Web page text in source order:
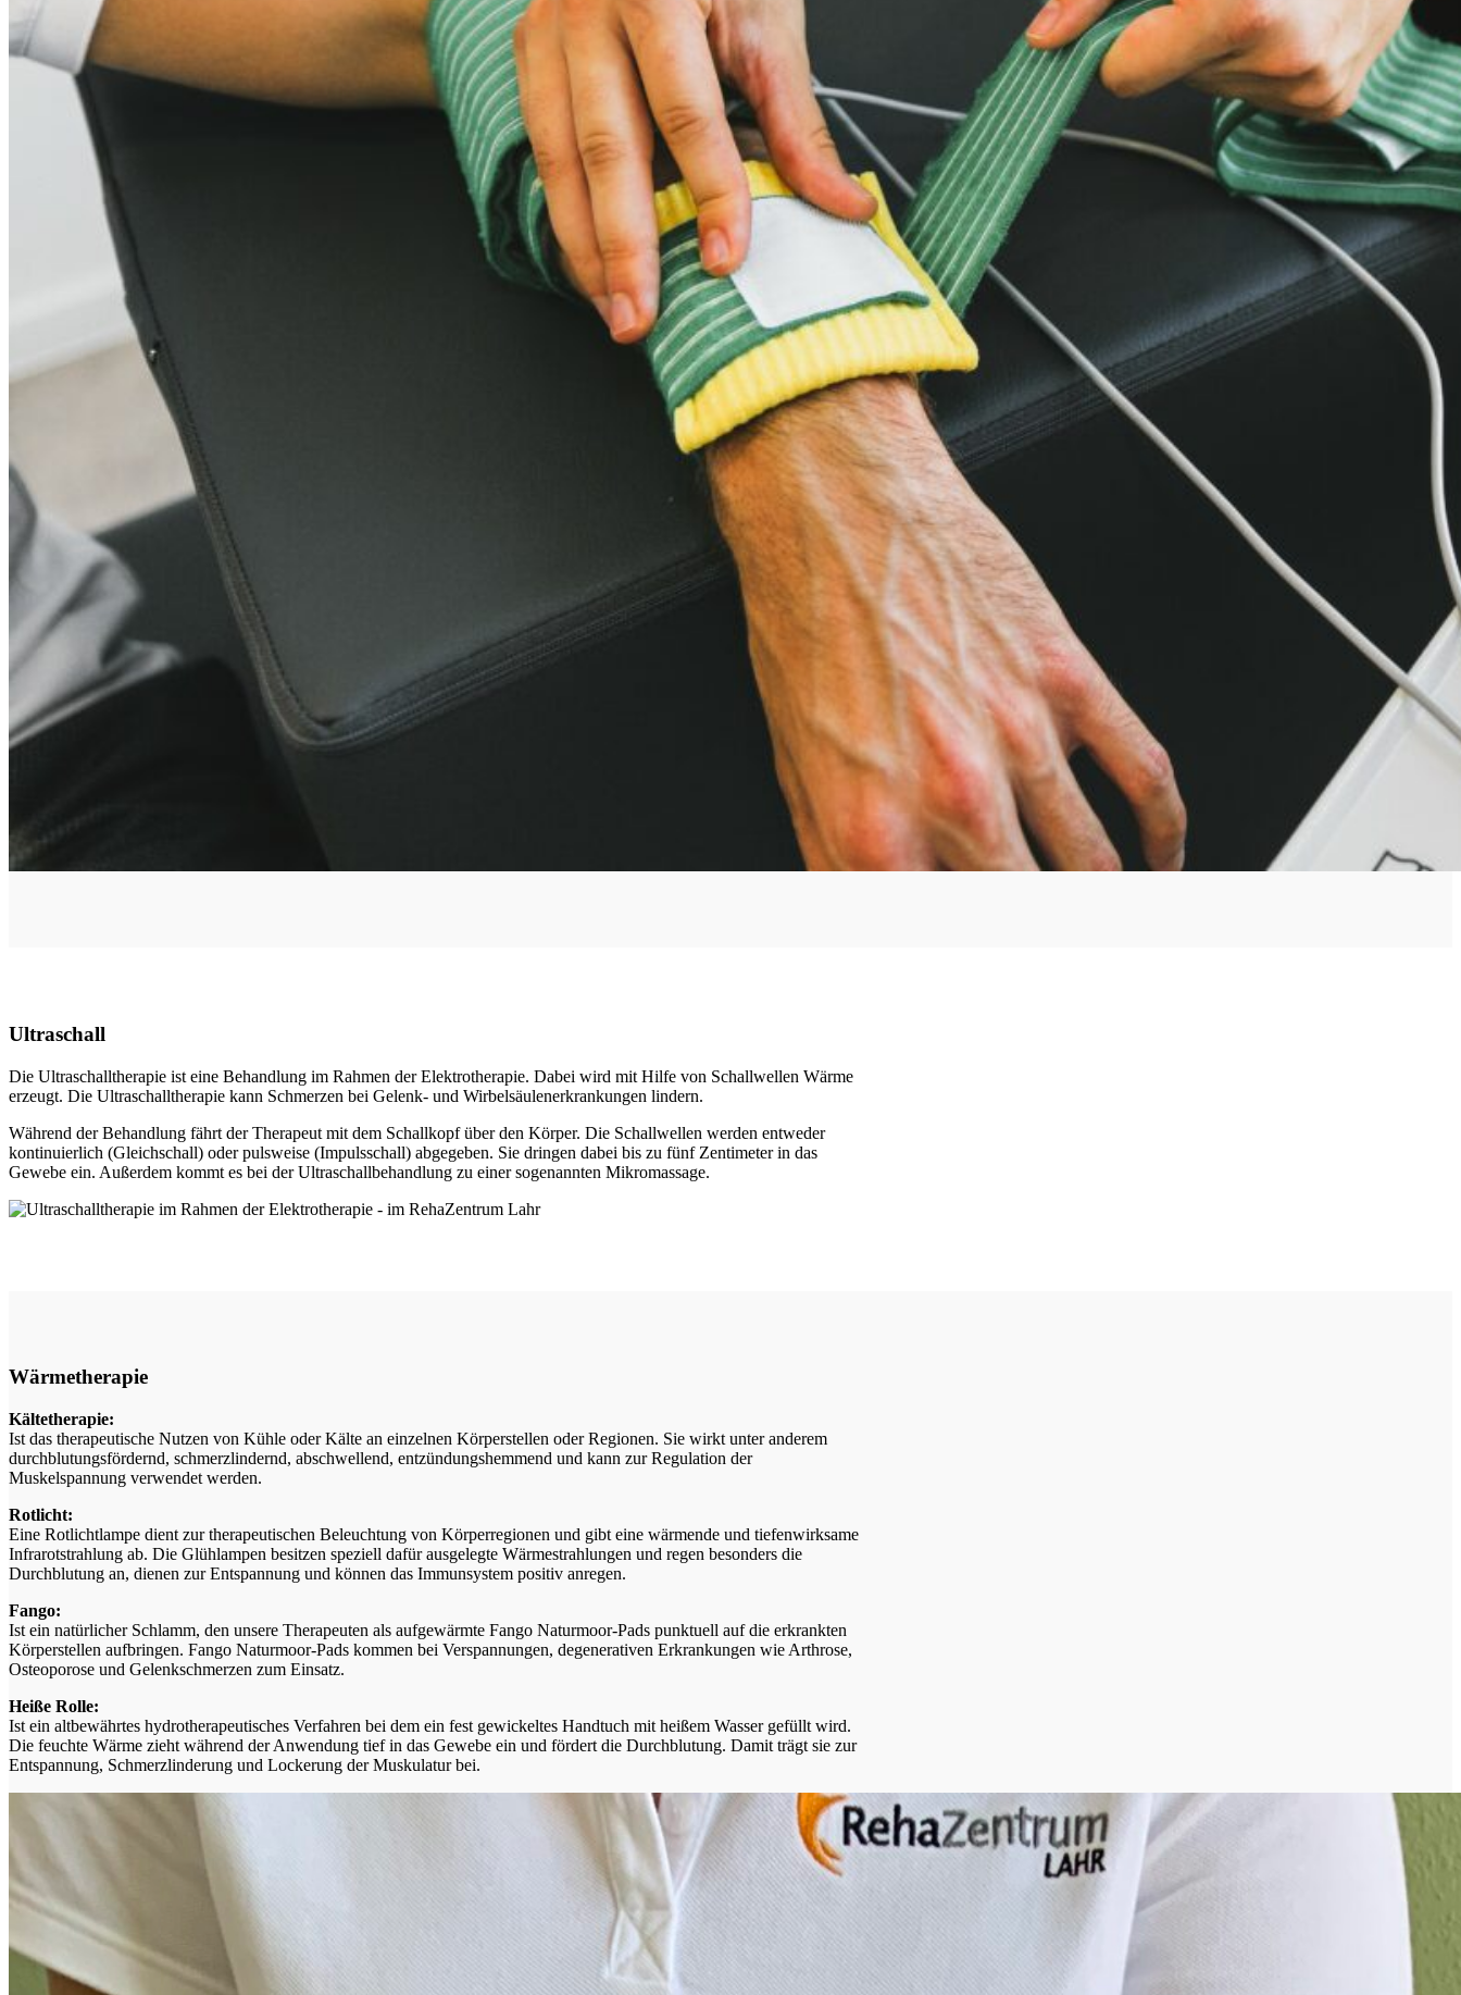
Ultraschall
Die Ultraschalltherapie ist eine Behandlung im Rahmen der Elektrotherapie. Dabei wird mit Hilfe von Schallwellen Wärme
erzeugt. Die Ultraschalltherapie kann Schmerzen bei Gelenk- und Wirbelsäulenerkrankungen lindern.
Während der Behandlung fährt der Therapeut mit dem Schallkopf über den Körper. Die Schallwellen werden entweder
kontinuierlich (Gleichschall) oder pulsweise (Impulsschall) abgegeben. Sie dringen dabei bis zu fünf Zentimeter in das
Gewebe ein. Außerdem kommt es bei der Ultraschallbehandlung zu einer sogenannten Mikromassage.
Wärmetherapie
Kältetherapie:
Ist das therapeutische Nutzen von Kühle oder Kälte an einzelnen Körperstellen oder Regionen. Sie wirkt unter anderem
durchblutungsfördernd, schmerzlindernd, abschwellend, entzündungshemmend und kann zur Regulation der
Muskelspannung verwendet werden.
Rotlicht:
Eine Rotlichtlampe dient zur therapeutischen Beleuchtung von Körperregionen und gibt eine wärmende und tiefenwirksame
Infrarotstrahlung ab. Die Glühlampen besitzen speziell dafür ausgelegte Wärmestrahlungen und regen besonders die
Durchblutung an, dienen zur Entspannung und können das Immunsystem positiv anregen.
Fango:
Ist ein natürlicher Schlamm, den unsere Therapeuten als aufgewärmte Fango Naturmoor-Pads punktuell auf die erkrankten
Körperstellen aufbringen. Fango Naturmoor-Pads kommen bei Verspannungen, degenerativen Erkrankungen wie Arthrose,
Osteoporose und Gelenkschmerzen zum Einsatz.
Heiße Rolle:
Ist ein altbewährtes hydrotherapeutisches Verfahren bei dem ein fest gewickeltes Handtuch mit heißem Wasser gefüllt wird.
Die feuchte Wärme zieht während der Anwendung tief in das Gewebe ein und fördert die Durchblutung. Damit trägt sie zur
Entspannung, Schmerzlinderung und Lockerung der Muskulatur bei.